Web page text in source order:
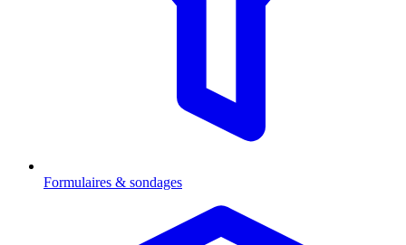
Formulaires & sondages